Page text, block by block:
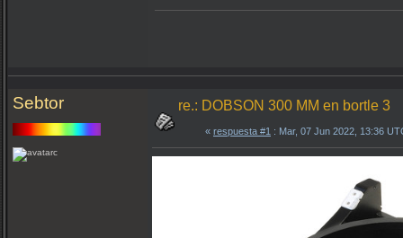
Sebtor re.: DOBSON 300 MM en bortle 3
« respuesta #1 : Mar, 07 Jun 2022, 13:36